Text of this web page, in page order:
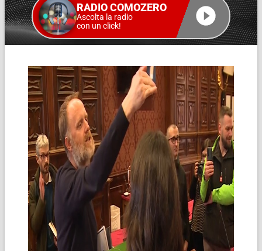
RADIO COMOZERO
Ascolta la radio
con un click!